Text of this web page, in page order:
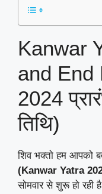
Kanwar
and End
2024
तिथि)
शिव भक्तो हम आपको
(Kanwar Yatra
सोमवार से शुरू हो